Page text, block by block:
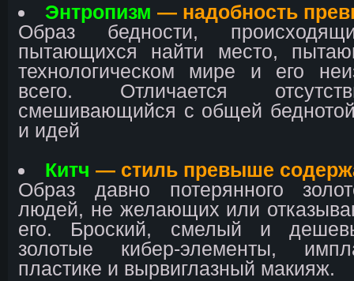
Энтропизм — надобность
Образ бедности,
пытающихся найти место,
технологическом мире и его
всего. Отличается
смешивающийся с общей
и идей
Китч — стиль превыше
Образ давно потерянного
людей, не желающих или
его. Броский, смелый и
золотые кибер-элементы,
пластике и вырвиглазный макияж.